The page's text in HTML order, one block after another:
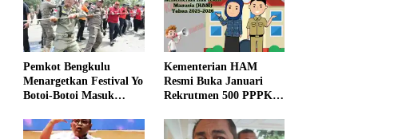
Pemkot Bengkulu
Menargetkan Festival Yo
Botoi-Botoi Masuk
Nasional
Kementerian HAM
Resmi Buka Januari
Rekrutmen 500 PPPK,